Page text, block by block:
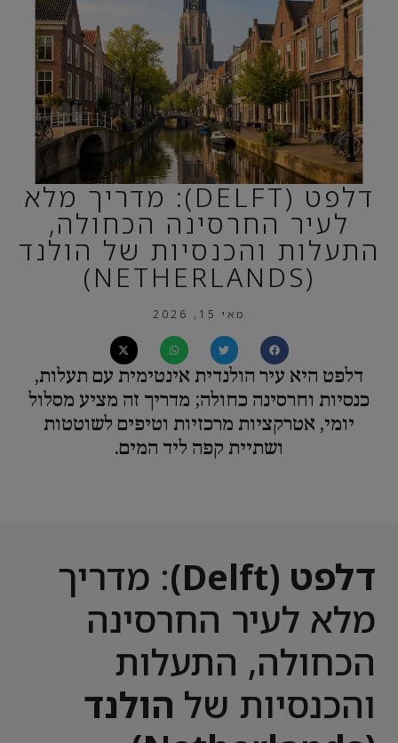
דלפט (DELFT): מדריך מלא
לעיר החרסינה הכחולה,
התעלות והכנסיות של הולנד
(NETHERLANDS)
מאי 15, 2026
דלפט היא עיר הולנדית אינטימית עם תעלות,
כנסיות וחרסינה כחולה; מדריך זה מציע מסלול
יומי, אטרקציות מרכזיות וטיפים לשוטטות
ושתיית קפה ליד המים.
דלפט (Delft)
: מדריך
מלא לעיר החרסינה
הכחולה, התעלות
והכנסיות של הולנד